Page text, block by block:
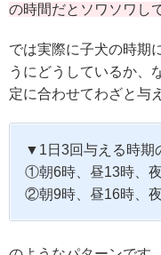
の時間だとソワソワし
では実際に子犬の時期
うにどうしているか、
定に合わせてわざと与
▼1日3回与える時期
①朝6時、昼13時、
②朝9時、昼16時、